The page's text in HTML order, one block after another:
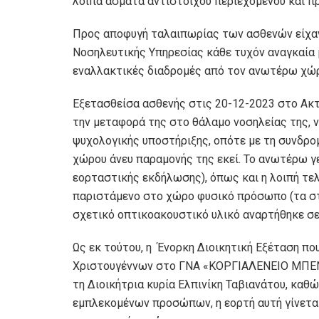
Προς αποφυγή ταλαιπωρίας των ασθενών
Νοσηλευτικής Υπηρεσίας κάθε τυχόν
εναλλακτικές διαδρομές από τον ανωτέρω
Εξετασθείσα ασθενής στις 20-12-2023 στο
την μεταφορά της στο θάλαμο νοσηλείας
ψυχολογικής υποστήριξης, οπότε με τη
χώρου άνευ παραμονής της εκεί. Το ανωτέρω
εορταστικής εκδήλωσης), όπως και η λοιπή
παριστάμενο στο χώρο φυσικό πρόσωπο (τα
σχετικό οπτικοακουστικό υλικό αναρτήθηκε
Ως εκ τούτου, η Ένορκη Διοικητική Εξέταση
Χριστουγέννων στο ΓΝΑ «ΚΟΡΓΙΑΛΕΝΕΙΟ
τη Διοικήτρια κυρία Ελπινίκη Ταβιανάτου,
εμπλεκομένων προσώπων, η εορτή αυτή